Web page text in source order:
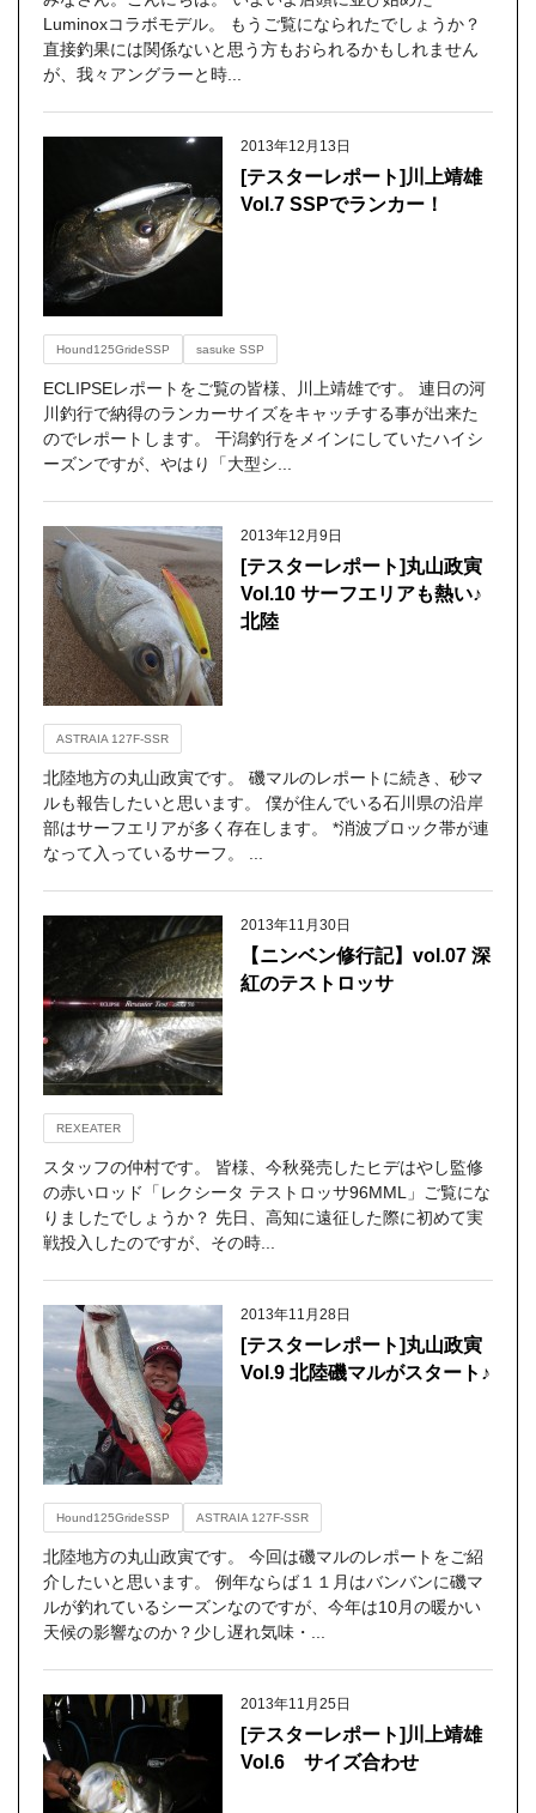
Luminoxコラボモデル。 もうご覧になられたでしょうか？
直接釣果には関係ないと思う方もおられるかもしれません
が、我々アングラーと時...
2013年12月13日
[テスターレポート]川上靖雄
Vol.7 SSPでランカー！
Hound125GrideSSP sasuke SSP
ECLIPSEレポートをご覧の皆様、川上靖雄です。 連日の河
川釣行で納得のランカーサイズをキャッチする事が出来た
のでレポートします。 干潟釣行をメインにしていたハイシ
ーズンですが、やはり「大型シ...
2013年12月9日
[テスターレポート]丸山政寅
Vol.10 サーフエリアも熱い♪
北陸
ASTRAIA 127F-SSR
北陸地方の丸山政寅です。 磯マルのレポートに続き、砂マ
ルも報告したいと思います。 僕が住んでいる石川県の沿岸
部はサーフエリアが多く存在します。 *消波ブロック帯が連
なって入っているサーフ。 ...
2013年11月30日
【ニンベン修行記】vol.07 深
紅のテストロッサ
REXEATER
スタッフの仲村です。 皆様、今秋発売したヒデはやし監修
の赤いロッド「レクシータ テストロッサ96MML」ご覧にな
りましたでしょうか？ 先日、高知に遠征した際に初めて実
戦投入したのですが、その時...
2013年11月28日
[テスターレポート]丸山政寅
Vol.9 北陸磯マルがスタート♪
Hound125GrideSSP ASTRAIA 127F-SSR
北陸地方の丸山政寅です。 今回は磯マルのレポートをご紹
介したいと思います。 例年ならば１１月はバンバンに磯マ
ルが釣れているシーズンなのですが、今年は10月の暖かい
天候の影響なのか？少し遅れ気味・...
2013年11月25日
[テスターレポート]川上靖雄
Vol.6 サイズ合わせ